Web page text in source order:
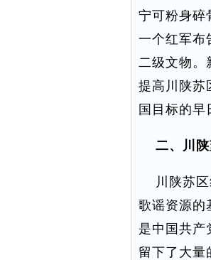
宁可粉身碎
一个红军布
二级文物。
提高川陕苏
国目标的早
二、川
川陕苏区
歌谣资源的
是中国共产
留下了大量